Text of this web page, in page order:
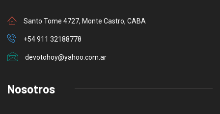
Santo Tome 4727, Monte Castro, CABA
+54 911 32188778
devotohoy@yahoo.com.ar
Nosotros